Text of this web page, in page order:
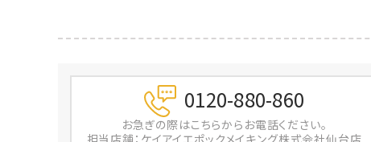
0120-880-860
お急ぎの際はこちらからお電話ください。